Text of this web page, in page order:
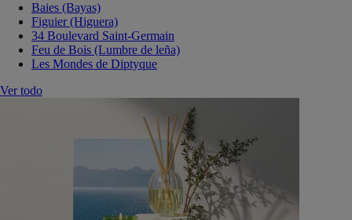
Baies (Bayas)
Figuier (Higuera)
34 Boulevard Saint-Germain
Feu de Bois (Lumbre de leña)
Les Mondes de Diptyque
Ver todo